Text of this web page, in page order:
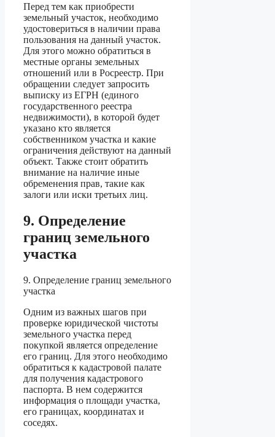
Перед тем как приобрести
земельный участок, необходимо
удостовериться в наличии права
пользования на данный участок.
Для этого можно обратиться в
местные органы земельных
отношений или в Росреестр. При
обращении следует запросить
выписку из ЕГРН (единого
государственного реестра
недвижимости), в которой будет
указано кто является
собственником участка и какие
ограничения действуют на данный
объект. Также стоит обратить
внимание на наличие иные
обременения прав, такие как
залоги или иски третьих лиц.
9. Определение
границ земельного
участка
9. Определение границ земельного
участка
Одним из важных шагов при
проверке юридической чистоты
земельного участка перед
покупкой является определение
его границ. Для этого необходимо
обратиться к кадастровой палате
для получения кадастрового
паспорта. В нем содержится
информация о площади участка,
его границах, координатах и
соседях.